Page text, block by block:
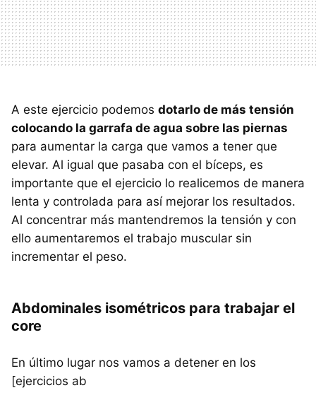
A este ejercicio podemos dotarlo de más tensión
colocando la garrafa de agua sobre las piernas
para aumentar la carga que vamos a tener que
elevar. Al igual que pasaba con el bíceps, es
importante que el ejercicio lo realicemos de manera
lenta y controlada para así mejorar los resultados.
Al concentrar más mantendremos la tensión y con
ello aumentaremos el trabajo muscular sin
incrementar el peso.
Abdominales isométricos para trabajar el
core
En último lugar nos vamos a detener en los
[ejercicios ab